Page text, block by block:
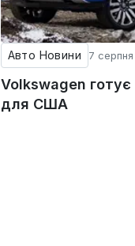
Авто Новини 7
Volkswagen готує
для США